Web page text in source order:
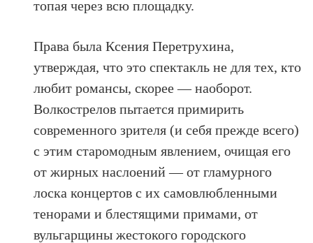
топая через всю площадку.
Права была Ксения Перетрухина,
утверждая, что это спектакль не для тех, кто
любит романсы, скорее — наоборот.
Волкострелов пытается примирить
современного зрителя (и себя прежде всего)
с этим старомодным явлением, очищая его
от жирных наслоений — от гламурного
лоска концертов с их самовлюбленными
тенорами и блестящими примами, от
вульгарщины жестокого городского